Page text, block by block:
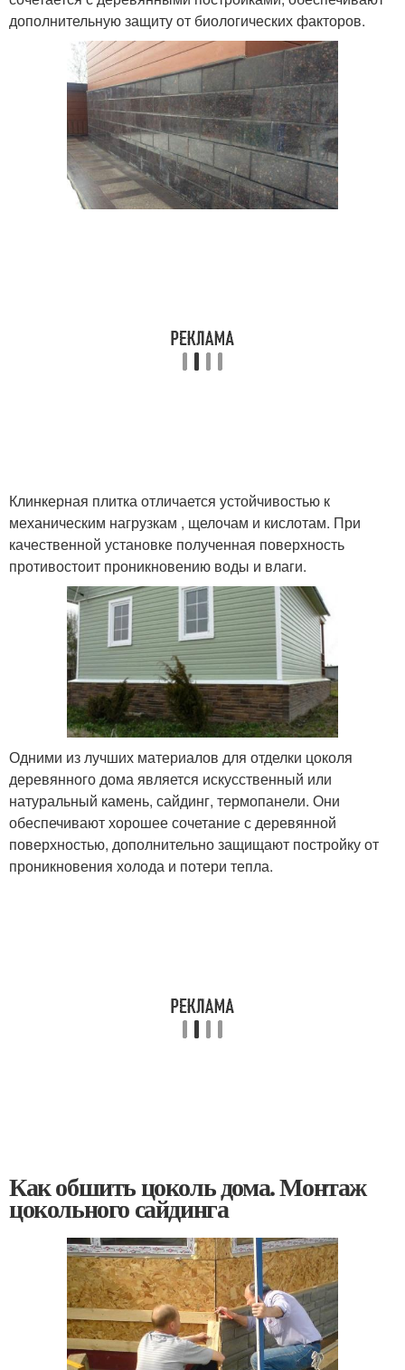
дополнительную защиту от биологических факторов.
Клинкерная плитка отличается устойчивостью к
механическим нагрузкам , щелочам и кислотам. При
качественной установке полученная поверхность
противостоит проникновению воды и влаги.
Одними из лучших материалов для отделки цоколя
деревянного дома является искусственный или
натуральный камень, сайдинг, термопанели. Они
обеспечивают хорошее сочетание с деревянной
поверхностью, дополнительно защищают постройку от
проникновения холода и потери тепла.
Как обшить цоколь дома. Монтаж
цокольного сайдинга